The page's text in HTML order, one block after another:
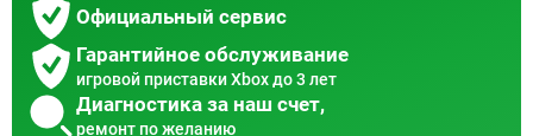
Официальный сервис
Гарантийное обслуживание
игровой приставки Xbox до 3 лет
Диагностика за наш счет,
ремонт по желанию